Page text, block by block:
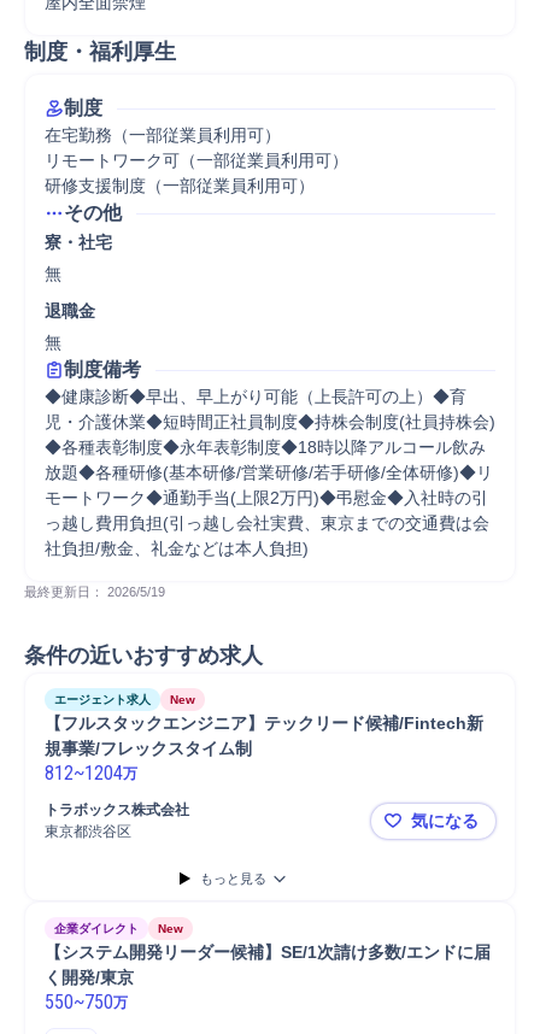
制度・福利厚生
制度
在宅勤務（一部従業員利用可）
リモートワーク可（一部従業員利用可）
研修支援制度（一部従業員利用可）
その他
寮・社宅
無
退職金
無
制度備考
◆健康診断◆早出、早上がり可能（上長許可の上）◆育
児・介護休業◆短時間正社員制度◆持株会制度(社員持株会)
◆各種表彰制度◆永年表彰制度◆18時以降アルコール飲み
放題◆各種研修(基本研修/営業研修/若手研修/全体研修)◆リ
モートワーク◆通勤手当(上限2万円)◆弔慰金◆入社時の引
っ越し費用負担(引っ越し会社実費、東京までの交通費は会
社負担/敷金、礼金などは本人負担)
最終更新日： 2026/5/19
条件の近いおすすめ求人
エージェント求人 New
【フルスタックエンジニア】テックリード候補/Fintech新
規事業/フレックスタイム制
812~1204万
トラボックス株式会社
東京都渋谷区
【フルスタ
気になる
もっと見る
企業ダイレクト New
【システム開発リーダー候補】SE/1次請け多数/エンドに届
く開発/東京
550~750万